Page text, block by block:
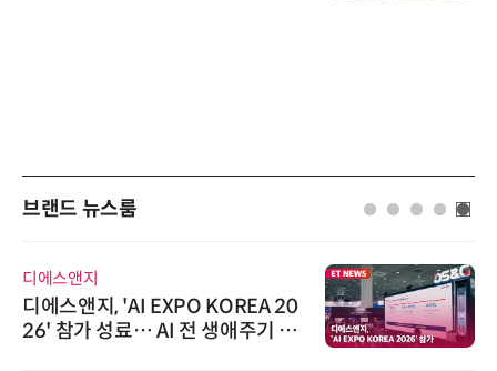
브랜드 뉴스룸
디에스앤지
디에스앤지, 'AI EXPO KOREA 20
26' 참가 성료… AI 전 생애주기 아